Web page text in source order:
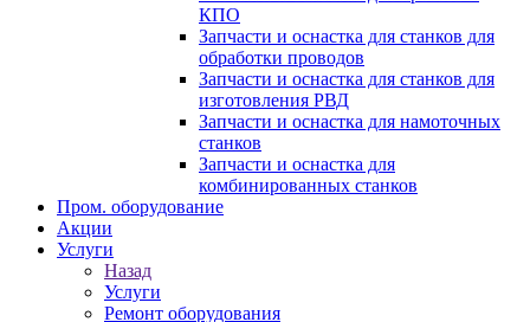
КПО
Запчасти и оснастка для станков для
обработки проводов
Запчасти и оснастка для станков для
изготовления РВД
Запчасти и оснастка для намоточных
станков
Запчасти и оснастка для
комбинированных станков
Пром. оборудование
Акции
Услуги
Назад
Услуги
Ремонт оборудования